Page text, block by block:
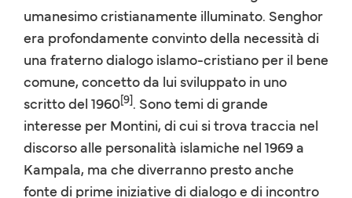
umanesimo cristianamente illuminato. Senghor
era profondamente convinto della necessità di
una fraterno dialogo islamo-cristiano per il bene
comune, concetto da lui sviluppato in uno
scritto del 1960[9]. Sono temi di grande
interesse per Montini, di cui si trova traccia nel
discorso alle personalità islamiche nel 1969 a
Kampala, ma che diverranno presto anche
fonte di prime iniziative di dialogo e di incontro